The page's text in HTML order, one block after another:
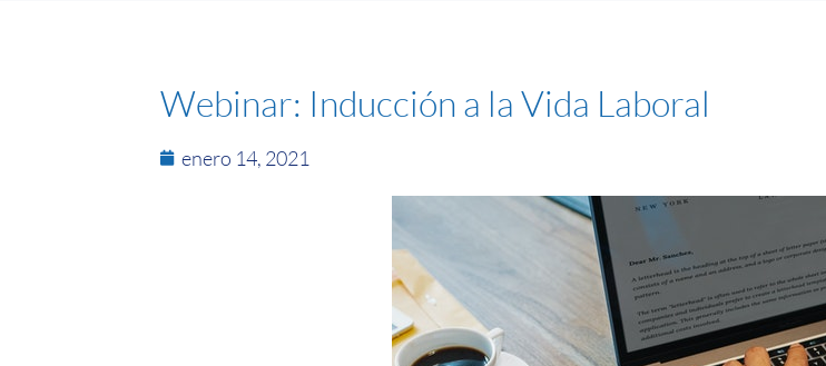
Webinar: Inducción a la Vida Laboral
enero 14, 2021